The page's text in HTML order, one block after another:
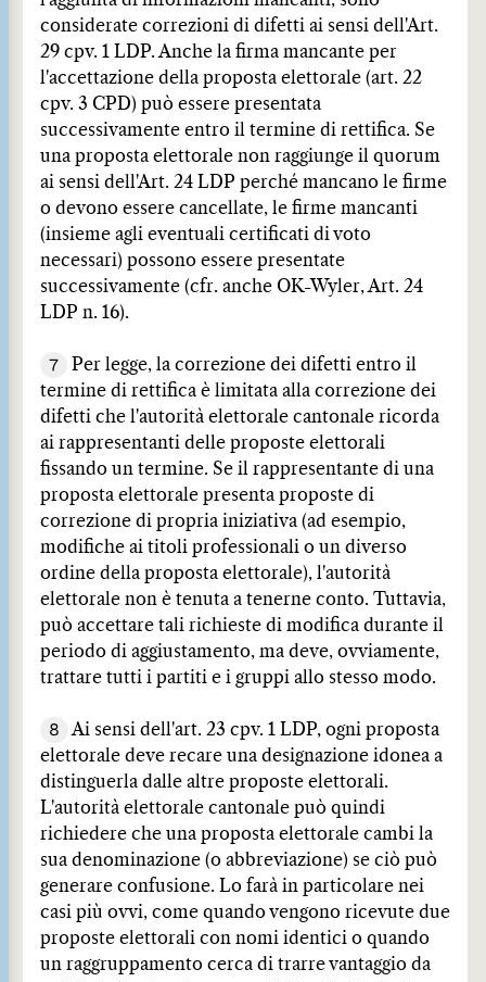
considerate correzioni di difetti ai sensi dell'Art.
29 cpv. 1 LDP. Anche la firma mancante per
l'accettazione della proposta elettorale (art. 22
cpv. 3 CPD) può essere presentata
successivamente entro il termine di rettifica. Se
una proposta elettorale non raggiunge il quorum
ai sensi dell'Art. 24 LDP perché mancano le firme
o devono essere cancellate, le firme mancanti
(insieme agli eventuali certificati di voto
necessari) possono essere presentate
successivamente (cfr. anche OK-Wyler, Art. 24
LDP n. 16).
7
Per legge, la correzione dei difetti entro il
termine di rettifica è limitata alla correzione dei
difetti che l'autorità elettorale cantonale ricorda
ai rappresentanti delle proposte elettorali
fissando un termine. Se il rappresentante di una
proposta elettorale presenta proposte di
correzione di propria iniziativa (ad esempio,
modifiche ai titoli professionali o un diverso
ordine della proposta elettorale), l'autorità
elettorale non è tenuta a tenerne conto. Tuttavia,
può accettare tali richieste di modifica durante il
periodo di aggiustamento, ma deve, ovviamente,
trattare tutti i partiti e i gruppi allo stesso modo.
8
Ai sensi dell'art. 23 cpv. 1 LDP, ogni proposta
elettorale deve recare una designazione idonea a
distinguerla dalle altre proposte elettorali.
L'autorità elettorale cantonale può quindi
richiedere che una proposta elettorale cambi la
sua denominazione (o abbreviazione) se ciò può
generare confusione. Lo farà in particolare nei
casi più ovvi, come quando vengono ricevute due
proposte elettorali con nomi identici o quando
un raggruppamento cerca di trarre vantaggio da